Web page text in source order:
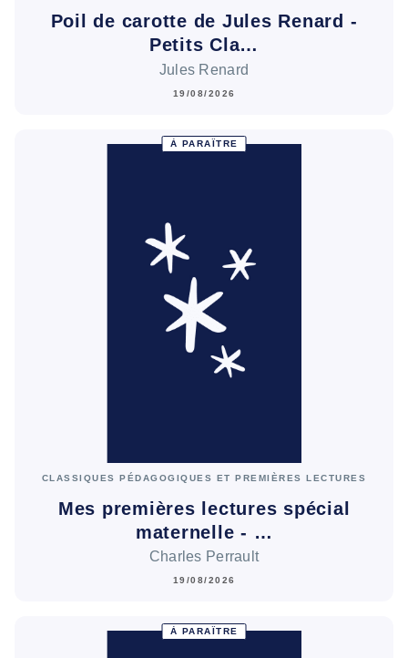
Poil de carotte de Jules Renard -
Petits Cla…
Jules Renard
19/08/2026
À PARAÎTRE
CLASSIQUES PÉDAGOGIQUES ET PREMIÈRES LECTURES
Mes premières lectures spécial
maternelle - …
Charles Perrault
19/08/2026
À PARAÎTRE